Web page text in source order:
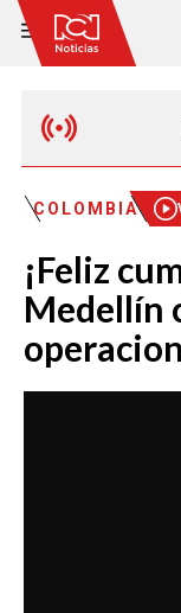
COLOMBIA
¡Feliz
Medellín